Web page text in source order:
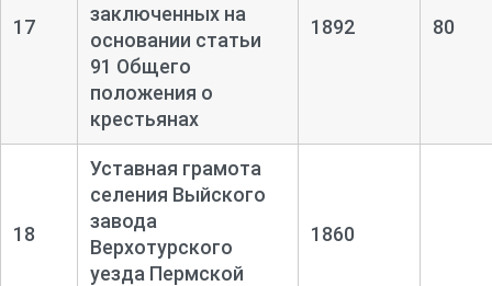
17
заключенных на
основании статьи
91 Общего
положения о
крестьянах
1892 80
18
Уставная грамота
селения Выйского
завода
Верхотурского
уезда Пермской
1860